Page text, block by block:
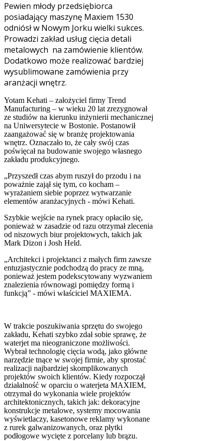
Pewien młody przedsiębiorca
posiadający maszynę Maxiem 1530
odniósł w Nowym Jorku wielki sukces.
Prowadzi zakład usług cięcia detali
metalowych na zamówienie klientów.
Dodatkowo może realizować bardziej
wysublimowane zamówienia przy
aranżacji wnętrz.
Yotam Kehati – założyciel firmy Trend
Manufacturing – w wieku 20 lat zrezygnował
ze studiów na kierunku inżynierii mechanicznej
na Uniwersytecie w Bostonie. Postanowił
zaangażować się w branżę projektowania
wnętrz. Oznaczało to, że cały swój czas
poświęcał na budowanie swojego własnego
zakładu produkcyjnego.
„Przyszedł czas abym ruszył do przodu i na
poważnie zajął się tym, co kocham –
wyrażaniem siebie poprzez wytwarzanie
elementów aranżacyjnych - mówi Kehati.
Szybkie wejście na rynek pracy opłaciło się,
ponieważ w zasadzie od razu otrzymał zlecenia
od niszowych biur projektowych, takich jak
Mark Dizon i Josh Held.
„Architekci i projektanci z małych firm zawsze
entuzjastycznie podchodzą do pracy ze mną,
ponieważ jestem podekscytowany wyzwaniem
znalezienia równowagi pomiędzy formą i
funkcją” - mówi właściciel MAXIEMA.
W trakcie poszukiwania sprzętu do swojego
zakładu, Kehati szybko zdał sobie sprawę, że
waterjet ma nieograniczone możliwości.
Wybrał technologię cięcia wodą, jako główne
narzędzie tnące w swojej firmie, aby sprostać
realizacji najbardziej skomplikowanych
projektów swoich klientów. Kiedy rozpoczął
działalność w oparciu o waterjeta MAXIEM,
otrzymał do wykonania wiele projektów
architektonicznych, takich jak: dekoracyjne
konstrukcje metalowe, systemy mocowania
wyświetlaczy, kasetonowe reklamy wykonane
z rurek galwanizowanych, oraz płytki
podłogowe wycięte z porcelany lub brązu.